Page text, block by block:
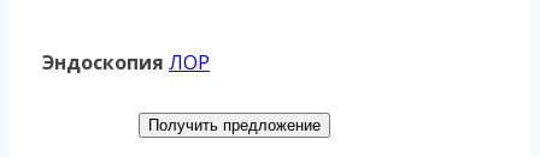
Эндоскопия ЛОР
Получить предложение